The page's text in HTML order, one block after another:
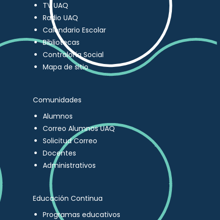
TV UAQ
Radio UAQ
Calendario Escolar
Bibliotecas
Contraloría Social
Mapa de sitio
Comunidades
Alumnos
Correo Alumnos UAQ
Solicitud Correo
Docentes
Administrativos
Educación Continua
Programas educativos